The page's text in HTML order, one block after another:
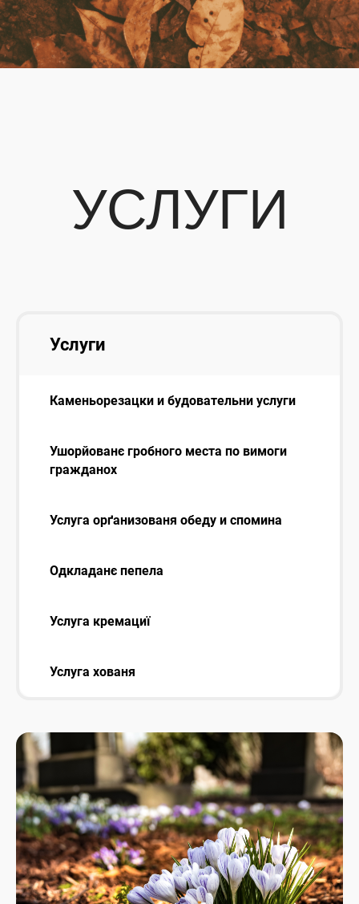
УСЛУГИ
Услуги
Каменьорезацки и будовательни услуги
Ушорйованє гробного места по вимоги
гражданох
Услуга орґанизованя обеду и спомина
Одкладанє пепела
Услуга кремациї
Услуга хованя